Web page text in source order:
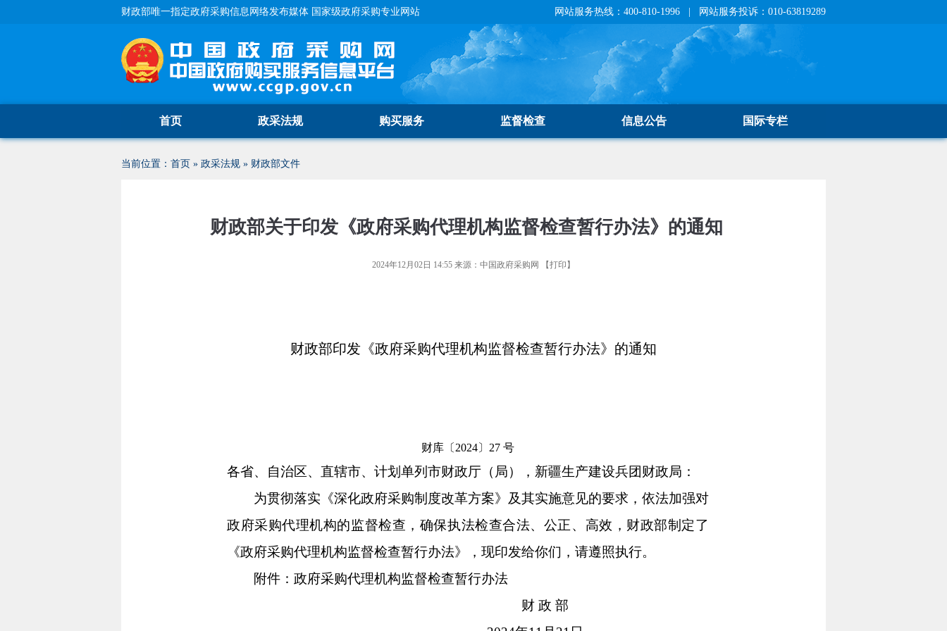
财政部唯一指定政府采购信息网络发布媒体 国家级政府采购专业网站 网站服务热线：400-810-1996 | 网站服务投诉：010-63819289
首页 政采法规 购买服务 监督检查 信息公告 国际专栏
当前位置： 首页 » 政采法规 » 财政部文件
财政部关于印发《政府采购代理机构监督检查暂行办法》的通知
2024年12月02日 14:55 来源： 中国政府采购网 【打印 】
财政部印发《政府采购代理机构监督检查暂行办法》的通知
财库〔2024〕27 号
各省、自治区、直辖市、计划单列市财政厅（局），新疆生产建设兵团财政局：
为贯彻落实《深化政府采购制度改革方案》及其实施意见的要求，依法加强对
政府采购代理机构的监督检查，确保执法检查合法、公正、高效，财政部制定了
《政府采购代理机构监督检查暂行办法》，现印发给你们，请遵照执行。
附件：政府采购代理机构监督检查暂行办法
财 政 部